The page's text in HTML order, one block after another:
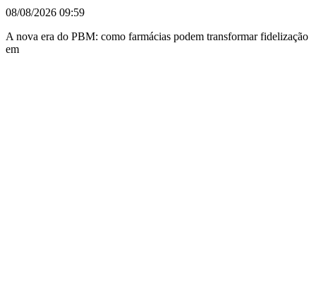
08/08/2026 09:59
A nova era do PBM: como farmácias podem transformar fidelização
em